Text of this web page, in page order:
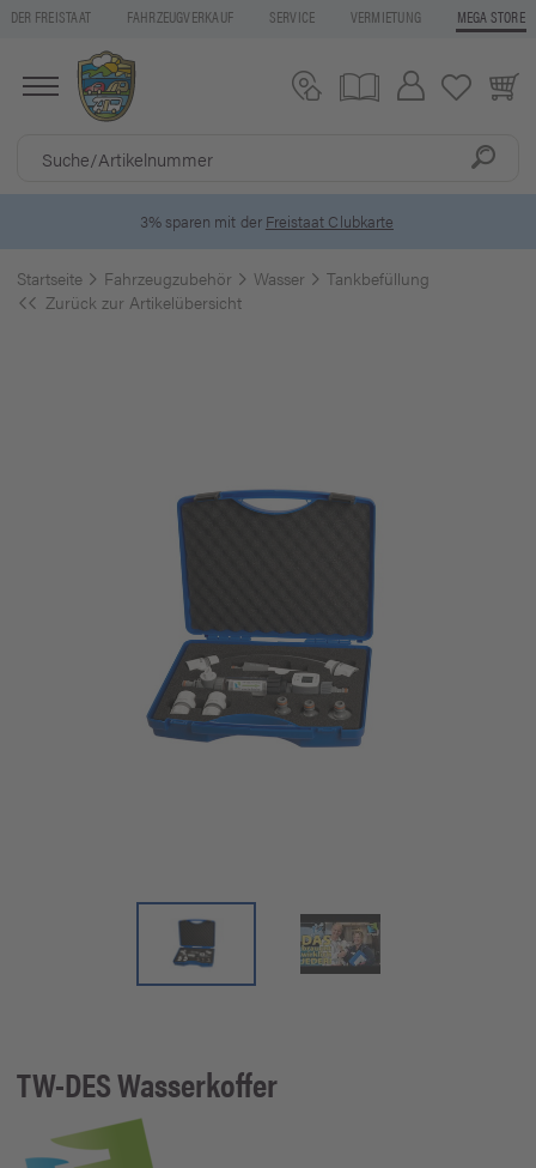
DER FREISTAAT FAHRZEUGVERKAUF SERVICE VERMIETUNG MEGA STORE
3% sparen mit der Freistaat Clubkarte
Startseite Fahrzeugzubehör Wasser
Tankbefüllung
Zurück zur Artikelübersicht
TW-DESWasserkoffer